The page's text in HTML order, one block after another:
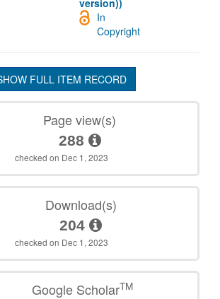
In
Copyright
FULL ITEM RECORD
Page view(s)
288
checked on Dec 1, 2023
Download(s)
204
checked on Dec 1, 2023
Google ScholarTM